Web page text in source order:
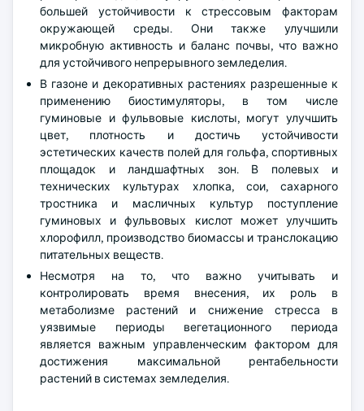
большей устойчивости к стрессовым факторам
окружающей среды. Они также улучшили
микробную активность и баланс почвы, что важно
для устойчивого непрерывного земледелия.
В газоне и декоративных растениях разрешенные к
применению биостимуляторы, в том числе
гуминовые и фульвовые кислоты, могут улучшить
цвет, плотность и достичь устойчивости
эстетических качеств полей для гольфа, спортивных
площадок и ландшафтных зон. В полевых и
технических культурах хлопка, сои, сахарного
тростника и масличных культур поступление
гуминовых и фульвовых кислот может улучшить
хлорофилл, производство биомассы и транслокацию
питательных веществ.
Несмотря на то, что важно учитывать и
контролировать время внесения, их роль в
метаболизме растений и снижение стресса в
уязвимые периоды вегетационного периода
является важным управленческим фактором для
достижения максимальной рентабельности
растений в системах земледелия.